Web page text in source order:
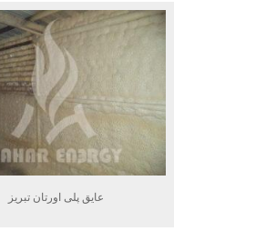
عایق پلی اورتان تبریز